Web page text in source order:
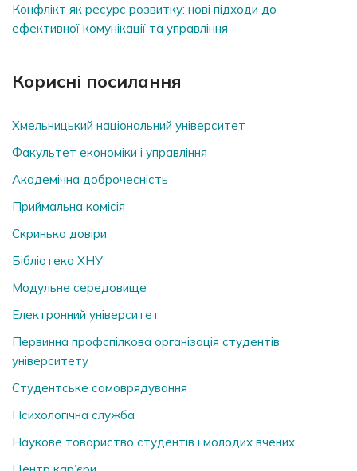
Конфлікт як ресурс розвитку: нові підходи до
ефективної комунікації та управління
Корисні посилання
Хмельницький національний університет
Факультет економіки і управління
Академічна доброчесність
Приймальна комісія
Скринька довiри
Бібліотека ХНУ
Модульне середовище
Електронний університет
Первинна профспілкова організація студентів
університету
Студентське самоврядування
Психологічна служба
Наукове товариство студентів і молодих вчених